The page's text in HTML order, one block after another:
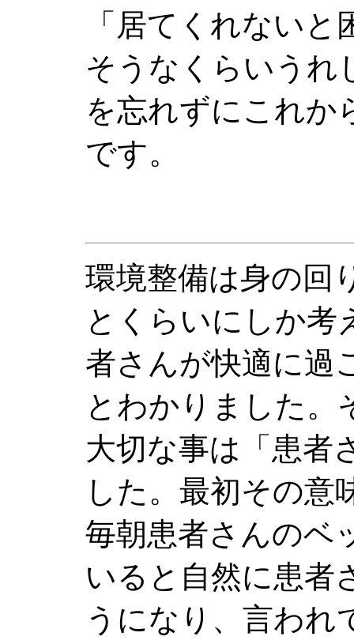
「居てくれない
そうなくらいうれ
を忘れずにこれか
です。
環境整備は身の回
とくらいにしか考
者さんが快適に過
とわかりました。
大切な事は「患者
した。最初その意
毎朝患者さんのベ
いると自然に患者
うになり、言われ